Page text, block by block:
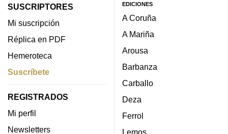
SUSCRIPTORES
Mi suscripción
Réplica en PDF
Hemeroteca
Suscríbete
REGISTRADOS
Mi perfil
Newsletters
EDICIONES
A Coruña
A Mariña
Arousa
Barbanza
Carballo
Deza
Ferrol
Lemos